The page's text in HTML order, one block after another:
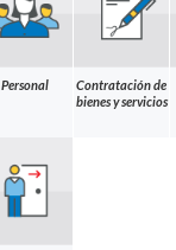
Personal
Contratación de
bienes y servicios